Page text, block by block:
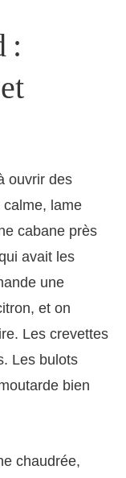
:
ouvrir des
lame
cabane près
avait les
une
et on
Les crevettes
Les bulots
bien
chaudrée,